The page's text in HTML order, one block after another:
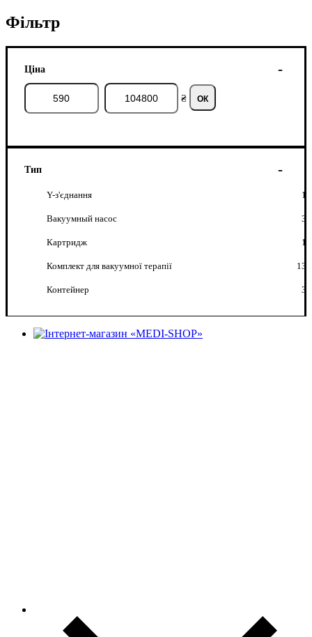
Фільтр
Ціна
₴ ОК
Тип
Y-з'єднання 1
Вакуумный насос 3
Картридж 1
Комплект для вакуумної терапії 13
Контейнер 3